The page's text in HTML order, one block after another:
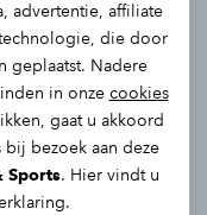
advertentie, affiliate
die door
geplaatst. Nadere
in onze cookies
gaat u akkoord
bij bezoek aan deze
Sports. Hier vindt u
trainer
maat
Personal trainer
mobiliteit en